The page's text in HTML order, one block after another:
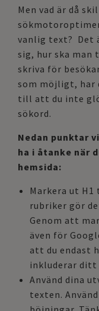
Men vad är då
vanlig text? Det
sig, hur ska man
skriva för
som möjligt, har
till att du inte
sökord.
Nedan punktar
ha i åtanke när
hemsida:
Markera ut
rubriker gör
Genom att
även för
att du endast
inkluderar ditt
Använd dina
texten.